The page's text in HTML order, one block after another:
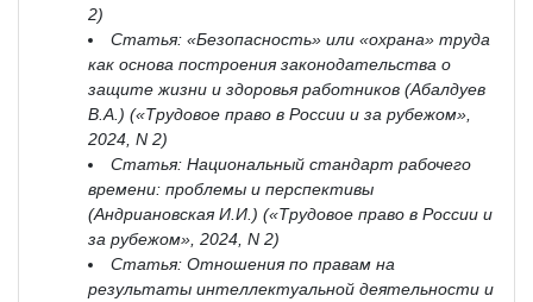
2)
Статья: «Безопасность» или «охрана» труда
как основа построения законодательства о
защите жизни и здоровья работников (Абалдуев
В.А.) («Трудовое право в России и за рубежом»,
2024, N 2)
Статья: Национальный стандарт рабочего
времени: проблемы и перспективы
(Андриановская И.И.) («Трудовое право в России и
за рубежом», 2024, N 2)
Статья: Отношения по правам на
результаты интеллектуальной деятельности и